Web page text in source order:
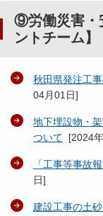
⑨労働災害・
ントチーム】
秋田県発注工
04月01日]
地下埋設物・
ついて [2024
「工事等事故
日]
建設工事の土